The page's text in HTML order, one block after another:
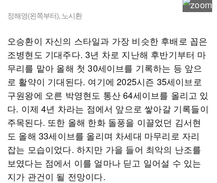
정해영(왼쪽부터), 노시환
오승환이 자신의 스타일과 가장 비슷한 후배로 꼽은
조병현도 기대주다. 3년 차로 지난해 후반기부터 마
무리를 맡아 올해 첫 30세이브를 기록하는 등 앞으
로 활약이 기대된다. 여기에 2025시즌 35세이브로
구원왕에 오른 박영현도 통산 64세이브를 올리고 있
다. 이제 4년 차라는 점에서 앞으로 쌓아갈 기록들이
주목된다. 또한 올해 한화 돌풍을 이끌었던 김서현
도 올해 33세이브를 올리며 차세대 마무리로 자리
잡는 모습이었다. 하지만 가을 들어 최악의 난조를
보였다는 점에서 이를 얼마나 딛고 일어설 수 있는
지가 관건이 될 전망이다.